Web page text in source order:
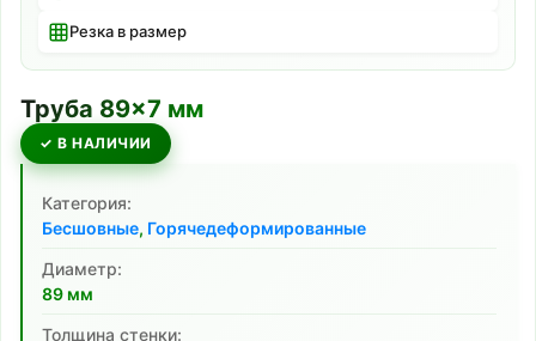
Резка в размер
Труба 89×7 мм
✓ В НАЛИЧИИ
Категория:
Бесшовные, Горячедеформированные
Диаметр:
89 мм
Толщина стенки: